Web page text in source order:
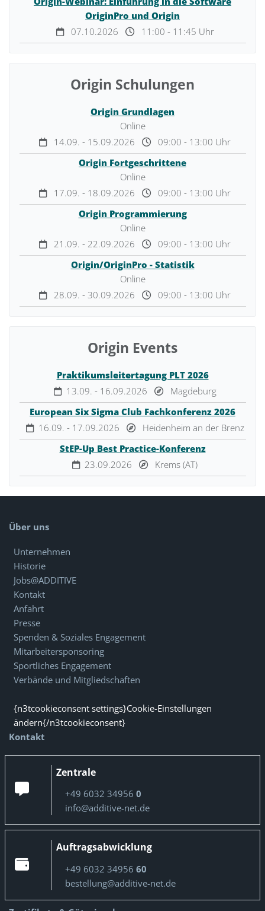
OriginPro und Origin
07.10.2026
11:00 - 11:45 Uhr
Origin Schulungen
Origin Grundlagen
Online
14.09. - 15.09.2026
09:00 - 13:00 Uhr
Origin Fortgeschrittene
Online
17.09. - 18.09.2026
09:00 - 13:00 Uhr
Origin Programmierung
Online
21.09. - 22.09.2026
09:00 - 13:00 Uhr
Origin/OriginPro - Statistik
Online
28.09. - 30.09.2026
09:00 - 13:00 Uhr
Origin Events
Praktikumsleitertagung PLT 2026
13.09. - 16.09.2026
Magdeburg
European Six Sigma Club Fachkonferenz 2026
16.09. - 17.09.2026
Heidenheim an der Brenz
StEP-Up Best Practice-Konferenz
23.09.2026
Krems (AT)
Über uns
Unternehmen
Historie
Jobs@ADDITIVE
Kontakt
Anfahrt
Presse
Spenden & Soziales Engagement
Mitarbeitersponsoring
Sportliches Engagement
Verbände und Mitgliedschaften
{n3tcookieconsent settings}Cookie-Einstellungen
ändern{/n3tcookieconsent}
Kontakt
Zentrale
+49 6032 34956 0
info@additive-net.de
Auftragsabwicklung
+49 6032 34956 60
bestellung@additive-net.de